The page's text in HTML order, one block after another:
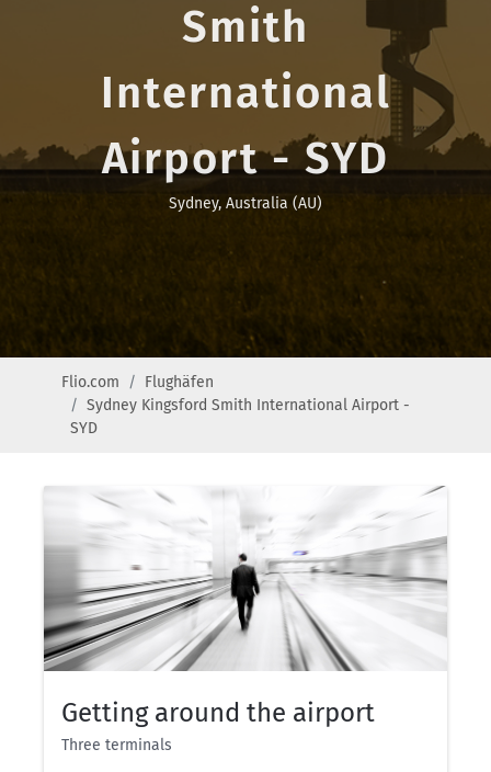
Smith
International
Airport - SYD
Sydney, Australia (AU)
Flio.com
Flughäfen
Sydney Kingsford Smith International Airport -
SYD
Getting around the airport
Three terminals